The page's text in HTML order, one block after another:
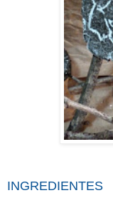
INGREDIENTES